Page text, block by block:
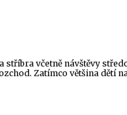
včetně návštěvy
Zatímco většina dětí